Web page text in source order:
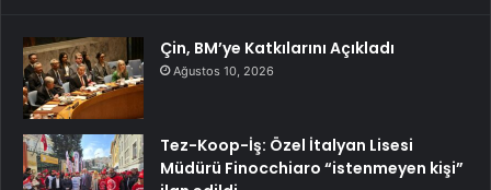
Çin, BM’ye Katkılarını Açıkladı
Ağustos 10, 2026
Tez-Koop-İş: Özel İtalyan Lisesi
Müdürü Finocchiaro “istenmeyen kişi”